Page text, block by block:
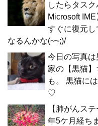
したらタス
Microsoft
すぐに復元し
なるんかな(~~;)/
今日の写真
家の【黒猫
も。 黒猫に
♡
【肺がんス
年5ケ月経ち